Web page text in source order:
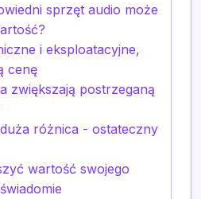
sprzęt audio może
i eksploatacyjne,
cenę
zwiększają postrzeganą
duża różnica - ostateczny
wartość swojego